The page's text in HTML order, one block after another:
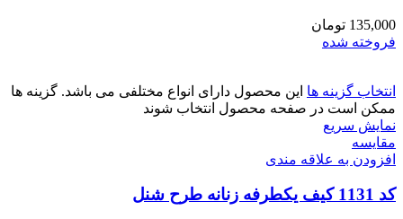
135,000 تومان
فروخته شده
انتخاب گزینه ها این محصول دارای انواع مختلفی می باشد. گزینه ها
ممکن است در صفحه محصول انتخاب شوند
نمایش سریع
مقايسه
افزودن به علاقه مندی
کد 1131 کیف یکطرفه زنانه طرح شنل